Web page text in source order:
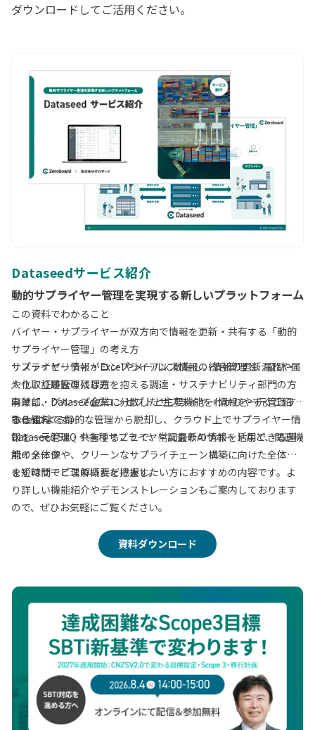
ダウンロードしてご活用ください。
Dataseedサービス紹介
動的サプライヤー管理を実現する新しいプラットフォーム
この資料でわかること
バイヤー・サプライヤーが双方向で情報を更新・共有する「動的
サプライヤー管理」の考え方
サステナビリティ・コンプライアンス情報の統合管理と、証跡・
やり取り履歴の残し方
事業部・グループ企業に分散したサプライヤー情報を一元管理す
る仕組み
Dataseed SAQ や各種サプライヤー調査のAIサポートなど、関連機
能の全体像
サプライヤー情報がExcelやメールに散在し、情報の更新漏れや属
人化、証跡管理に課題を抱える調達・サステナビリティ部門の方
向けに、Dataseedのコンセプトと主要機能をわかりやすくご紹介
する資料です。
Excelによる静的な管理から脱却し、クラウド上でサプライヤー情
報を一元管理・共有することで、常に最新の情報を活用できる運
用イメージや、クリーンなサプライチェーン構築に向けた全体像
を短時間でご理解いただけます。
まずはサービスの概要を把握したい方におすすめの内容です。よ
り詳しい機能紹介やデモンストレーションもご案内しております
ので、ぜひお気軽にご覧ください。
資料ダウンロード